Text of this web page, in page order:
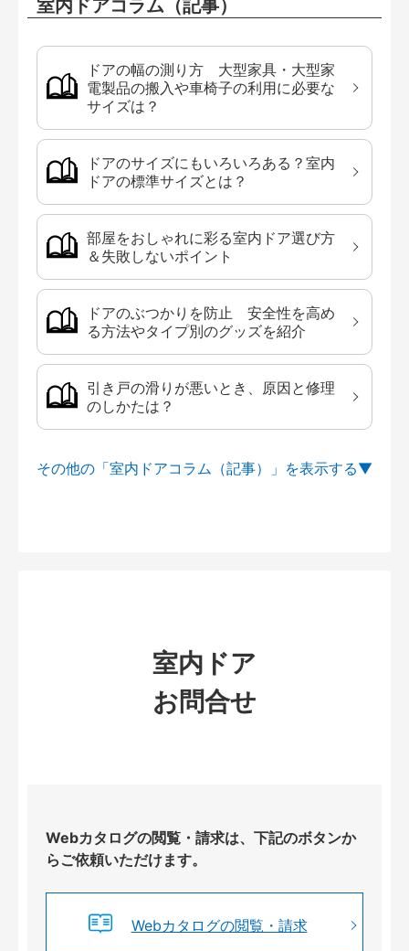
室内ドアコラム（記事）
ドアの幅の測り方 大型家具・大型家
電製品の搬入や車椅子の利用に必要な
サイズは？
ドアのサイズにもいろいろある？室内
ドアの標準サイズとは？
部屋をおしゃれに彩る室内ドア選び方
＆失敗しないポイント
ドアのぶつかりを防止 安全性を高め
る方法やタイプ別のグッズを紹介
引き戸の滑りが悪いとき、原因と修理
のしかたは？
その他の「室内ドアコラム（記事）」を
室内ドア
お問合せ
Webカタログの閲覧・請求は、下記のボタンか
らご依頼いただけます。
Webカタログの閲覧・請求